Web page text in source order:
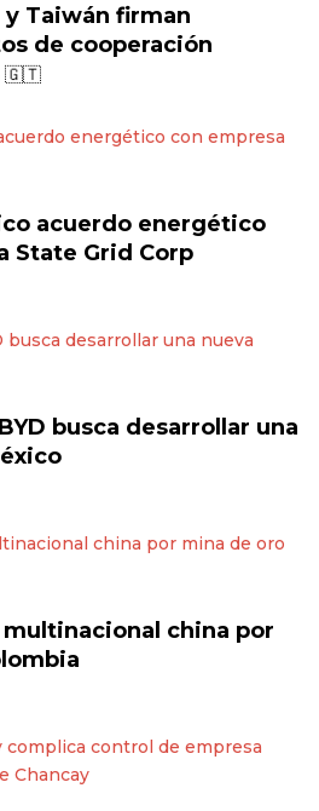
y Taiwán firman
de cooperación
🇬🇹
acuerdo energético
State Grid Corp
busca desarrollar una
china por